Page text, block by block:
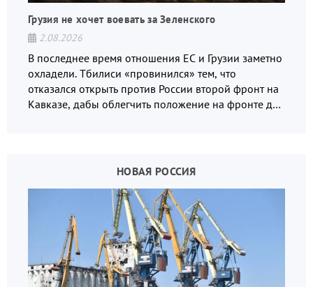
Грузия не хочет воевать за Зеленского
2.08.2026
В последнее время отношения ЕС и Грузии заметно
охладели. Тбилиси «провинился» тем, что
отказался открыть против России второй фронт на
Кавказе, дабы облегчить положение на фронте для
НОВАЯ РОССИЯ